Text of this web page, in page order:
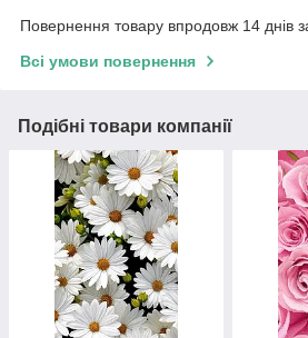
Повернення товару впродовж 14 днів
Всі умови повернення
Подібні товари компанії